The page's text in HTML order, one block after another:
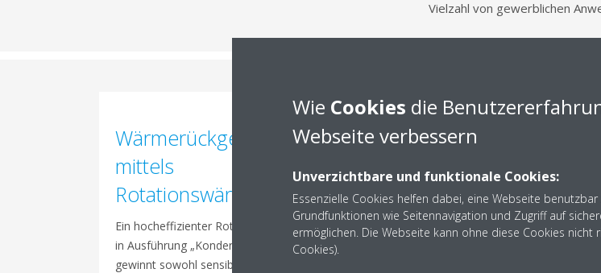
Vielzahl von gewerblichen
Wärmerückgewinnung
mittels
Rotationswärmetauscher
Ein hocheffizienter Rotationswärmetauscher
in Ausführung „Kondensation“ oder „Sorption“
gewinnt sowohl sensible als auch latente
Kompaktes,
platzsparendes
Sieben vorkonfigurierte
Luftvolumenströmen von 600 bis
(maximal bis zu 6.000 m³/h).
Wie Cookies die
Webseite verbessern
Unverzichtbare und funktionale Cookies:
Essenzielle Cookies helfen dabei, eine Webseite
Grundfunktionen wie Seitennavigation und Zugriff auf
ermöglichen. Die Webseite kann ohne diese Cookies nicht
Cookies).